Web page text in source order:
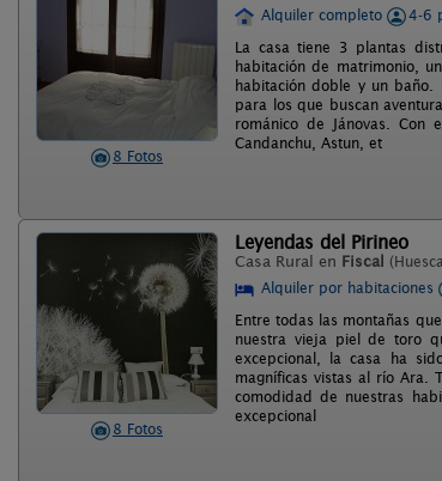
8 Fotos
Alquiler completo
4-6
La casa tiene 3 plantas
habitación de matrimonio,
habitación doble y un
para los que buscan
románico de Jánovas. Con
Candanchu, Astun, et
8 Fotos
Leyendas del Pirineo
Casa Rural en Fiscal
Alquiler por habitaciones
Entre todas las montañas
nuestra vieja piel de toro
excepcional, la casa ha
magníficas vistas al río Ara.
comodidad de nuestras
excepcional